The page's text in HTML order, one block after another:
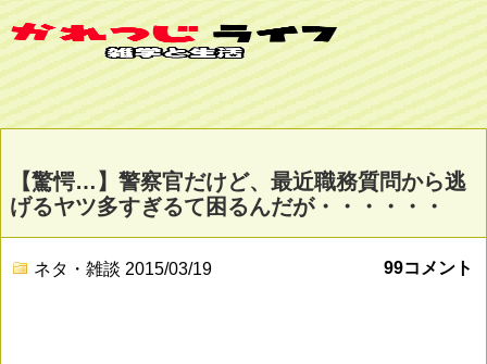
【驚愕…】警察官だけど、最近職務質問から逃
げるヤツ多すぎるて困るんだが・・・・・・
ネタ・雑談 2015/03/19 99コメント